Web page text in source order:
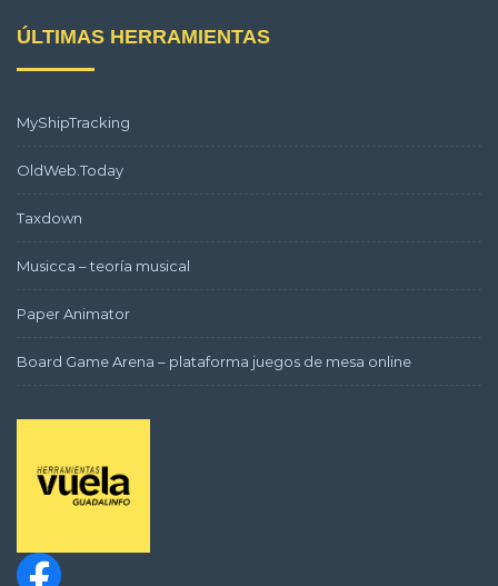
ÚLTIMAS HERRAMIENTAS
MyShipTracking
OldWeb.Today
Taxdown
Musicca – teoría musical
Paper Animator
Board Game Arena – plataforma juegos de mesa online